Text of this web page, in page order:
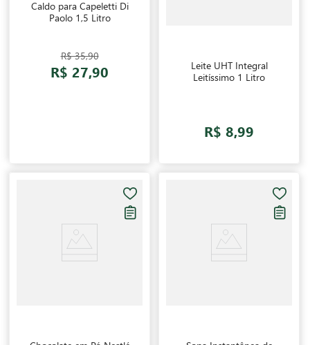
Caldo para Capeletti Di
Paolo 1,5 Litro
R$ 35,90
R$ 27,90
Leite UHT Integral
Leitíssimo 1 Litro
R$ 8,99